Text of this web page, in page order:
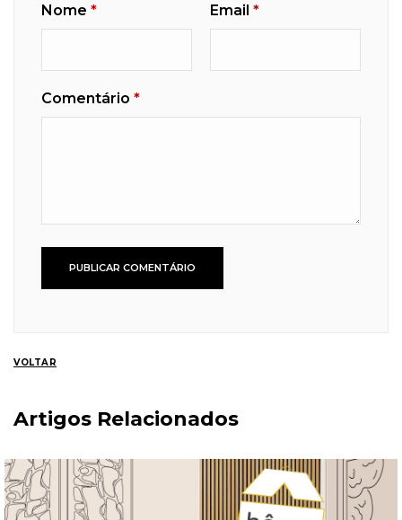
Nome * Email *
Comentário *
VOLTAR
Artigos Relacionados